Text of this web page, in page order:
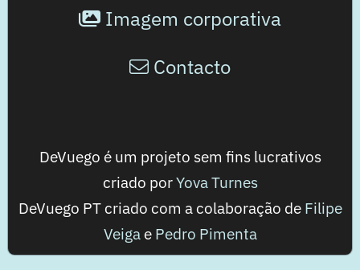
Imagem corporativa
Contacto
DeVuego é um projeto sem fins lucrativos
criado porYova Turnes
DeVuego PT criado com a colaboração de Filipe
Veigae Pedro Pimenta